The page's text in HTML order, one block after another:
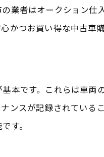
のメリットと安心の理由
見極めるオークション
ービスと中古車購入の魅
べる成田市の理由を解説
立する成田市の特徴
安心の中古車選び術
業者はオークション
かつお買い得な中古車購
本です。これらは車
ンスが記録されている
す。